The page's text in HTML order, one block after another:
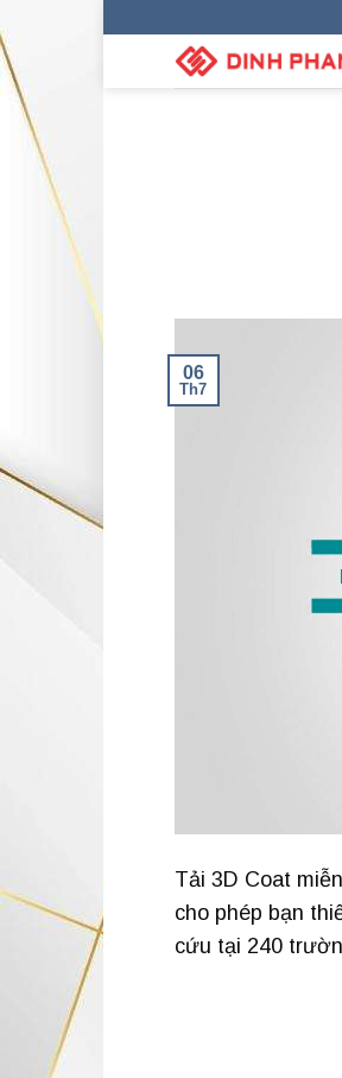
06
Th7
Tải 3D Coat
cho phép bạn
cứu tại 240